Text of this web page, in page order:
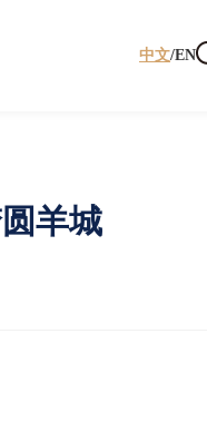
中文/EN
羊城